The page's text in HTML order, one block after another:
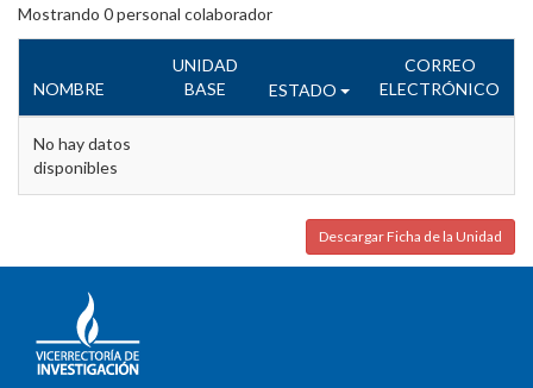
Mostrando 0personal colaborador
NOMBRE
UNIDAD
BASE
ESTADO
CORREO
ELECTRÓNICO
No hay datos
disponibles
Descargar Ficha de la Unidad